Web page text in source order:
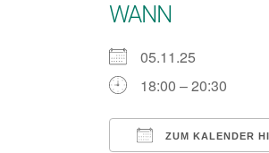
WANN
05.11.25
18:00 – 20:30
ZUM KALENDER